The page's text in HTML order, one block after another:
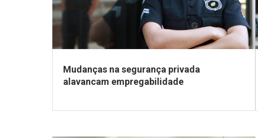
Mudanças na segurança privada
alavancam empregabilidade